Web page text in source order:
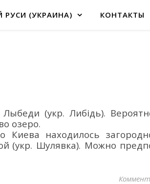
РУСИ (УКРАИНА) КОНТАКТЫ
Лыбеди (укр. Либідь).
озеро.
Киева находилось
(укр. Шулявка). Можно